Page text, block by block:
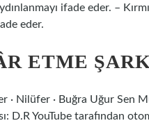
ifade eder. –
eder.
ETME
· Nilüfer · Buğra Uğur Sen
D.R YouTube tarafından